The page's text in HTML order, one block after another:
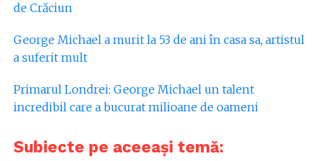
de Crăciun
George Michael a murit la 53 de ani în casa sa, artistul
a suferit mult
Primarul Londrei: George Michael un talent
incredibil care a bucurat milioane de oameni
Subiecte pe aceeași temă: